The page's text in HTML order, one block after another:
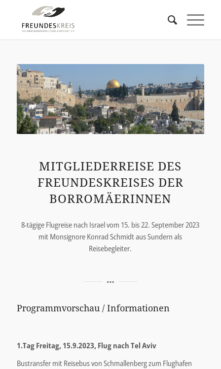
MITGLIEDERREISE DES
FREUNDESKREISES DER
BORROMÄERINNEN
8-tägige Flugreise nach Israel vom 15. bis 22. September 2023
mit Monsignore Konrad Schmidt aus Sundern als
Reisebegleiter.
Programmvorschau / Informationen
1.Tag Freitag, 15.9.2023, Flug nach Tel Aviv
Bustransfer mit Reisebus von Schmallenberg zum Flughafen